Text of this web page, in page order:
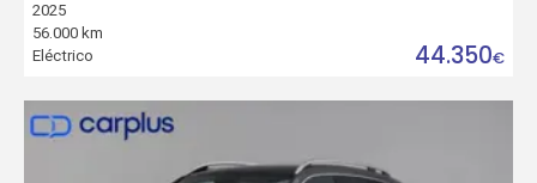
2025
56.000 km
Eléctrico
44.350€